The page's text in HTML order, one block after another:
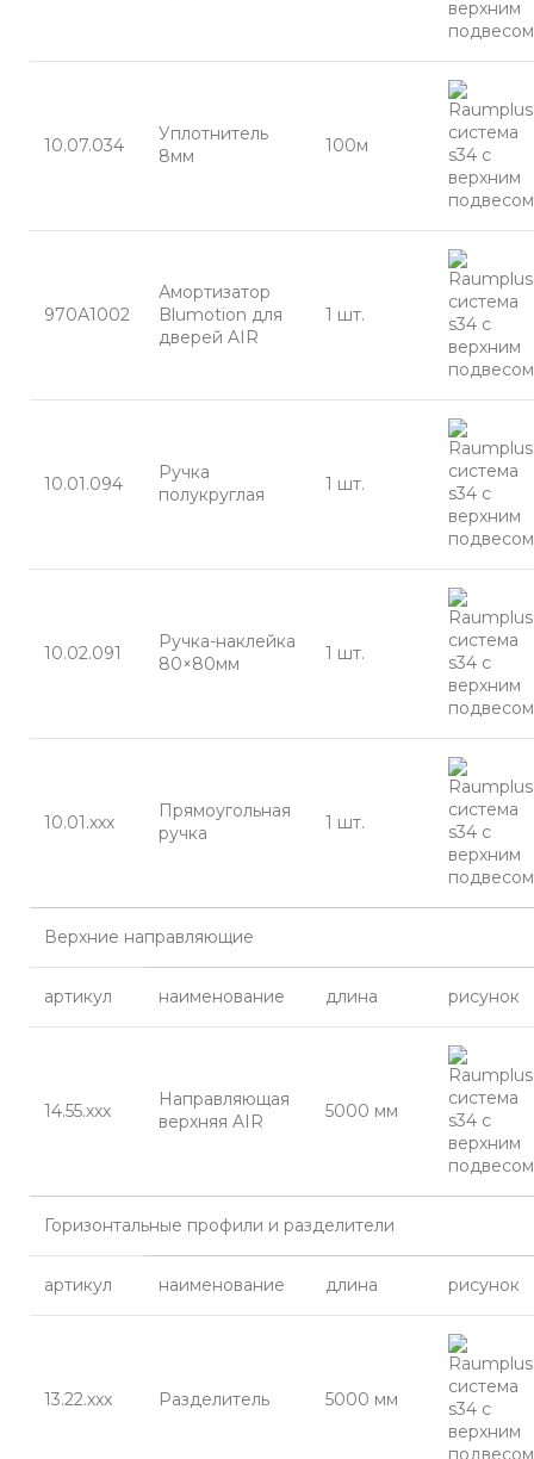
10.07.034
Уплотнитель
8мм
100м
970А1002
Амортизатор
Blumotion для
дверей AIR
1 шт.
10.01.094
Ручка
полукруглая
1 шт.
10.02.091
Ручка-наклейка
80×80мм
1 шт.
10.01.ххх
Прямоугольная
ручка
1 шт.
Верхние направляющие
артикул наименование длина рисунок
14.55.ххх
Направляющая
верхняя AIR
5000 мм
Горизонтальные профили и разделители
артикул наименование длина рисунок
13.22.ххх Разделитель 5000 мм